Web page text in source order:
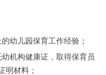
幼儿园保育工作经验；
幼机构健康证，取得保育员
明材料；